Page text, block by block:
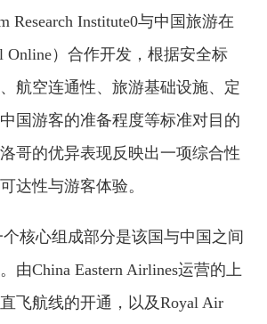
Research Institute0与中国旅游在
Online）合作开发，根据安全标
航空连通性、旅游基础设施、定
国游客的准备程度等标准对目的
哥的优异表现反映出一项综合性
达性与游客体验。
核心组成部分是该国与中国之间
由China Eastern Airlines运营的上
飞航线的开通，以及Royal Air